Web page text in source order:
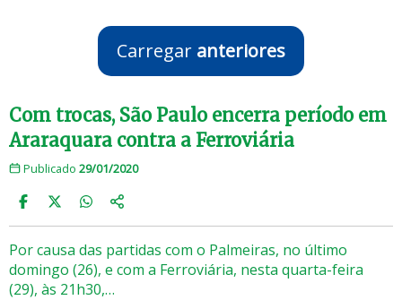
Carregar anteriores
Com trocas, São Paulo encerra período em
Araraquara contra a Ferroviária
Publicado 29/01/2020
Por causa das partidas com o Palmeiras, no último
domingo (26), e com a Ferroviária, nesta quarta-feira
(29), às 21h30,…